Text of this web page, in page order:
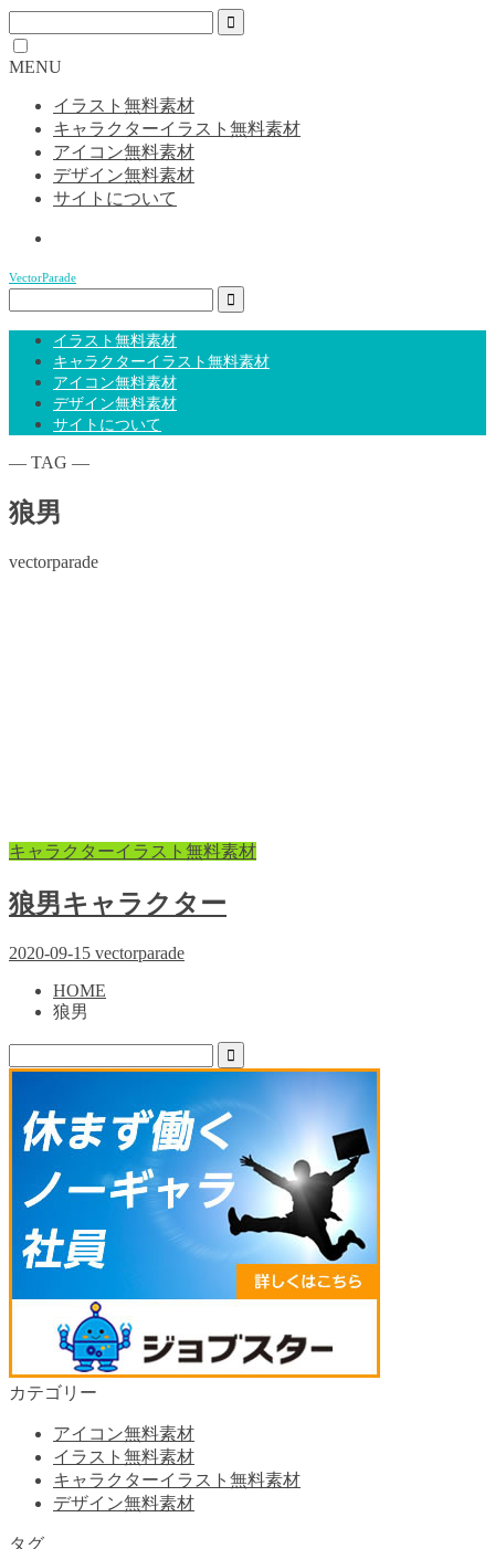
MENU
イラスト無料素材
キャラクターイラスト無料素材
アイコン無料素材
デザイン無料素材
サイトについて
VectorParade
イラスト無料素材
キャラクターイラスト無料素材
アイコン無料素材
デザイン無料素材
サイトについて
― TAG ―
狼男
vectorparade
キャラクターイラスト無料素材
狼男キャラクター
2020-09-15 vectorparade
HOME
狼男
カテゴリー
アイコン無料素材
イラスト無料素材
キャラクターイラスト無料素材
デザイン無料素材
タグ